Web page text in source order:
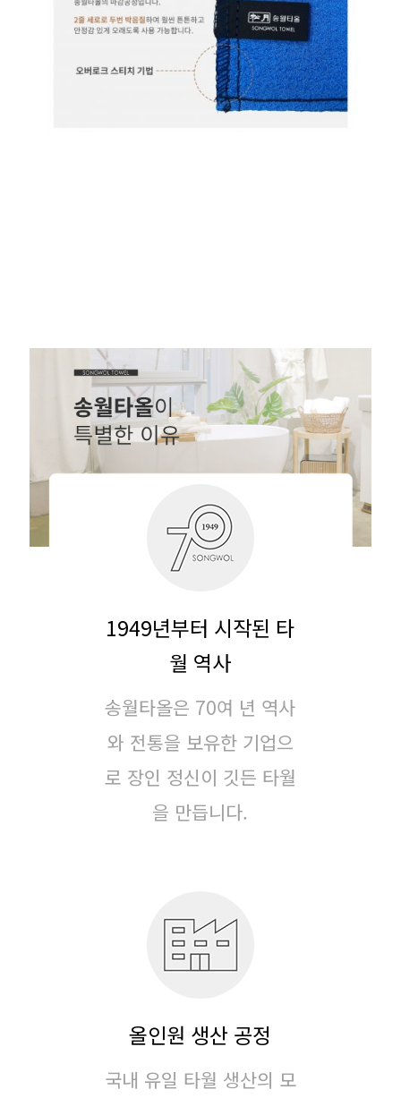
1949년부터 시작된 타
월 역사
송월타올은 70여 년 역사
와 전통을 보유한 기업으
로 장인 정신이 깃든 타월
을 만듭니다.
올인원 생산 공정
국내 유일 타월 생산의 모